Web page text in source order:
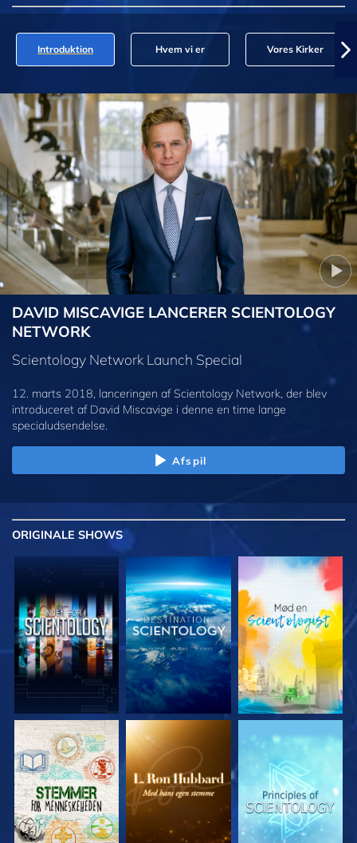
Introduktion Hvem vi er Vores Kirker
DAVID MISCAVIGE LANCERER SCIENTOLOGY
NETWORK
Scientology Network Launch Special
12. marts 2018, lanceringen af Scientology Network, der blev
introduceret af David Miscavige i denne en time lange
specialudsendelse.
Afspil
ORIGINALE SHOWS
UDFORSK SERIEN UDFORSK SERIEN UDFORSK SERIEN